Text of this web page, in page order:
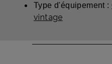
Type d'équipement :
vintage